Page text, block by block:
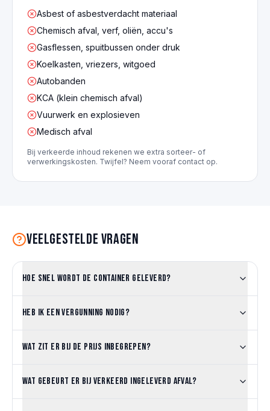
Asbest of asbestverdacht materiaal
Chemisch afval, verf, oliën, accu's
Gasflessen, spuitbussen onder druk
Koelkasten, vriezers, witgoed
Autobanden
KCA (klein chemisch afval)
Vuurwerk en explosieven
Medisch afval
Bij verkeerde inhoud rekenen we extra sorteer- of
verwerkingskosten. Twijfel? Neem vooraf contact op.
Veelgestelde vragen
Hoe snel wordt de container geleverd?
Heb ik een vergunning nodig?
Wat zit er bij de prijs inbegrepen?
Wat gebeurt er bij verkeerd ingeleverd afval?